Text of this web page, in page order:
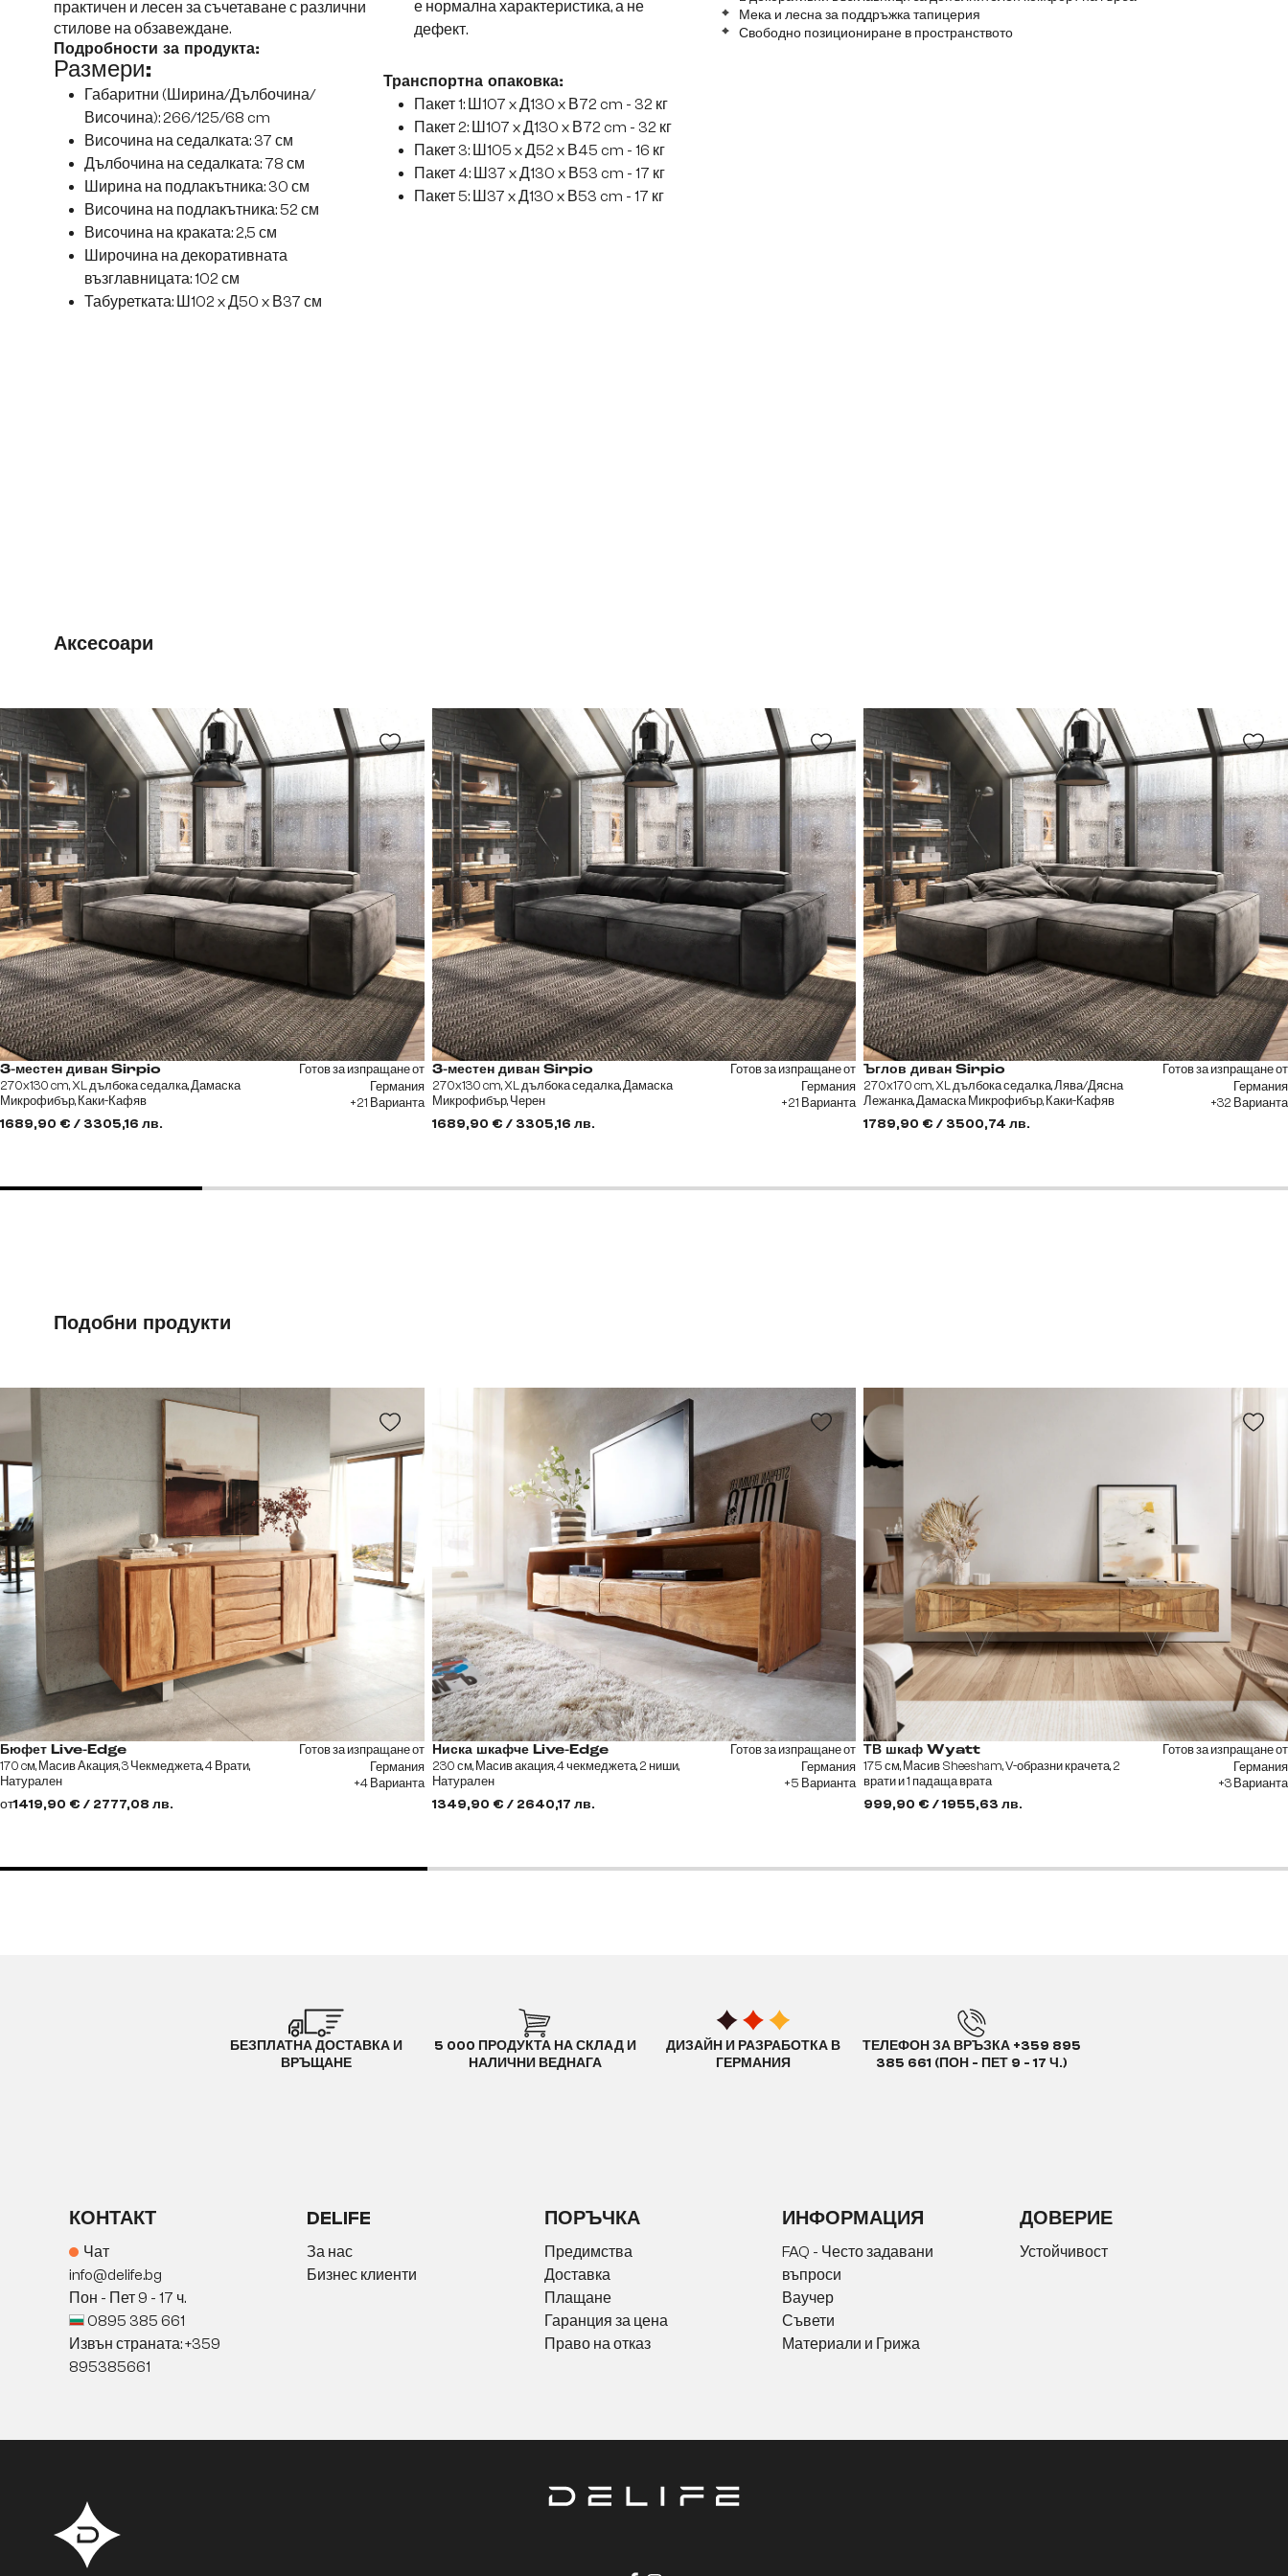
Мека и лесна за поддръжка тапицерия
Свободно позициониране в пространството
практичен и лесен за съчетаване с различни
стилове на обзавеждане.
Подробности за продукта:
Размери:
Габаритни (Ширина/Дълбочина/
Височина): 266/125/68 cm
Височина на седалката: 37 см
Дълбочина на седалката: 78 см
Ширина на подлакътника: 30 см
Височина на подлакътника: 52 см
Височина на краката: 2,5 см
Широчина на декоративната
възглавницата: 102 см
Табуретката: Ш102 x Д50 x В37 см
е нормална характеристика, а не
дефект.
Транспортна опаковка:
Пакет 1: Ш107 x Д130 x В72 cm - 32 кг
Пакет 2: Ш107 x Д130 x В72 cm - 32 кг
Пакет 3: Ш105 x Д52 x В45 cm - 16 кг
Пакет 4: Ш37 x Д130 x В53 cm - 17 кг
Пакет 5: Ш37 x Д130 x В53 cm - 17 кг
Подобни продукти
Бюфет Live-Edge
170 cм, Масив Акация, 3 Чекмеджета, 4 Врати,
Натурален
от1419,90 € / 2777,08 лв.
Готов за изпращане от
Германия
+4 Варианта
Ниска шкафче Live-Edge
230 см, Масив акация, 4 чекмеджета, 2 ниши,
Натурален
1349,90 € / 2640,17 лв.
Готов за изпращане от
Германия
+5 Варианта
ТВ шкаф Wyatt
175 см, Масив Sheesham, V-образни крачета, 2
врати и 1 падаща врата
999,90 € / 1955,63 лв.
Готов за изпращане от
Германия
+3 Варианта
Аксесоари
3-местен диван Sirpio
270x130 cm, XL дълбока седалка, Дамаска
Микрофибър, Каки-Кафяв
1689,90 € / 3305,16 лв.
Готов за изпращане от
Германия
+21 Варианта
3-местен диван Sirpio
270x130 cm, XL дълбока седалка, Дамаска
Микрофибър, Черен
1689,90 € / 3305,16 лв.
Готов за изпращане от
Германия
+21 Варианта
Ъглов диван Sirpio
270x170 cm, XL дълбока седалка, Лява/Дясна
Лежанка, Дамаска Микрофибър, Каки-Кафяв
1789,90 € / 3500,74 лв.
Готов за изпращане от
Германия
+32 Варианта
БЕЗПЛАТНА ДОСТАВКА И
ВРЪЩАНЕ
5 000 ПРОДУКТА НА СКЛАД И
НАЛИЧНИ ВЕДНАГА
ДИЗАЙН И РАЗРАБОТКА В
ГЕРМАНИЯ
ТЕЛЕФОН ЗА ВРЪЗКА +359 895
385 661 (ПОН - ПЕТ 9 - 17 Ч.)
КОНТАКТ
Чат
info@delife.bg
Пон - Пет 9 - 17 ч.
0895 385 661
Извън страната: +359
895385661
DELIFE
За нас
Бизнес клиенти
ПОРЪЧКА
Предимства
Доставка
Плащане
Гаранция за цена
Право на отказ
ИНФОРМАЦИЯ
FAQ - Често задавани
въпроси
Ваучер
Съвети
Материали и Грижа
ДОВЕРИЕ
Устойчивост